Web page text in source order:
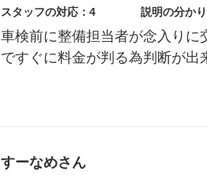
スタッフの対応：4 説明の分か
車検前に整備担当者が念入り
ですぐに料金が判る為判断が出
すーなめさん